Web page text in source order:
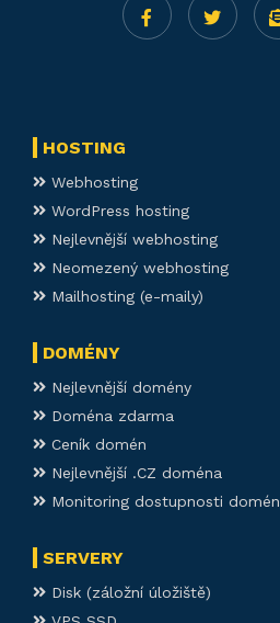
HOSTING
Webhosting
WordPress hosting
Nejlevnější webhosting
Neomezený webhosting
Mailhosting (e-maily)
DOMÉNY
Nejlevnější domény
Doména zdarma
Ceník domén
Nejlevnější .CZ doména
Monitoring dostupnosti domén
SERVERY
Disk (záložní úložiště)